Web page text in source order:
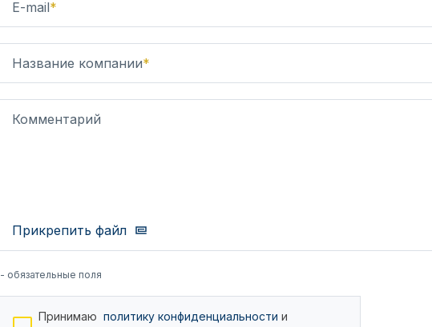
E-mail*
Название компании*
Комментарий
Прикрепить файл
- обязательные поля
Принимаю политику конфиденциальности и